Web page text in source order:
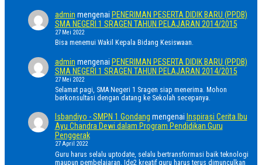
admin mengenai PENERIMAN PESERTA DIDIK BARU (PPDB)
SMA NEGERI 1 SRAGEN TAHUN PELAJARAN 2014/2015
27 Mei 2022
Bisa menemui Wakil Kepala Bidang Kesiswaan.
admin mengenai PENERIMAN PESERTA DIDIK BARU (PPDB)
SMA NEGERI 1 SRAGEN TAHUN PELAJARAN 2014/2015
27 Mei 2022
Selamat pagi, SMA Negeri 1 Sragen siap menerima. Mohon
berkonsultasi dengan datang ke Sekolah secepanya.
Isbandiyo - SMPN 1 Gondang mengenai Inspirasi Cerita Ibu
Ayu Chandra Dewi dalam Program Pendidikan Guru
Penggerak
27 April 2022
Guru harus selalu uptodate, selalu bertransformasi baik teknologi
maupun pembelajaran. Ide2 kreatif guru harus terus dimunculkan